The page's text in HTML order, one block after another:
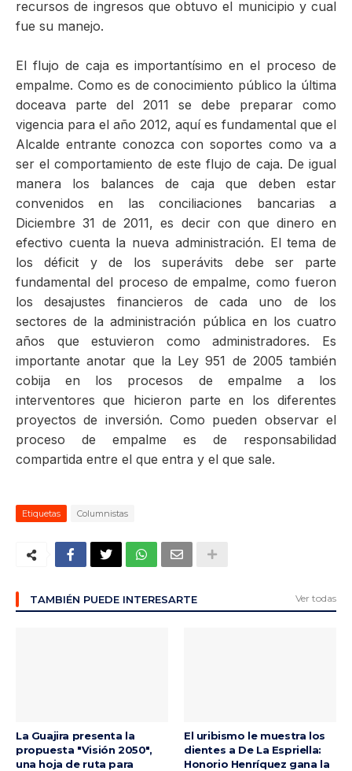
recursos de ingresos que obtuvo el municipio y cual
fue su manejo.
El flujo de caja es importantísimo en el proceso de
empalme. Como es de conocimiento público la última
doceava parte del 2011 se debe preparar como
vigencia para el año 2012, aquí es fundamental que el
Alcalde entrante conozca con soportes como va a
ser el comportamiento de este flujo de caja. De igual
manera los balances de caja que deben estar
convenidos en las conciliaciones bancarias a
Diciembre 31 de 2011, es decir con que dinero en
efectivo cuenta la nueva administración. El tema de
los déficit y de los superávits debe ser parte
fundamental del proceso de empalme, como fueron
los desajustes financieros de cada uno de los
sectores de la administración pública en los cuatro
años que estuvieron como administradores. Es
importante anotar que la Ley 951 de 2005 también
cobija en los procesos de empalme a los
interventores que hicieron parte en los diferentes
proyectos de inversión. Como pueden observar el
proceso de empalme es de responsabilidad
compartida entre el que entra y el que sale.
Etiquetas Columnistas
TAMBIÉN PUEDE INTERESARTE Ver todas
La Guajira presenta la
propuesta "Visión 2050",
una hoja de ruta para
El uribismo le muestra los
dientes a De La Espriella:
Honorio Henríquez gana la